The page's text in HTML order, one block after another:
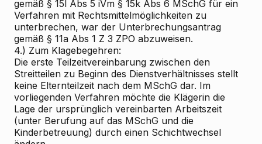
gemäß § 15l Abs 5 iVm § 15k Abs 6 MSchG für ein
Verfahren mit Rechtsmittelmöglichkeiten zu
unterbrechen, war der Unterbrechungsantrag
gemäß § 11a Abs 1 Z 3 ZPO abzuweisen.
4.) Zum Klagebegehren:
Die erste Teilzeitvereinbarung zwischen den
Streitteilen zu Beginn des Dienstverhältnisses stellt
keine Elternteilzeit nach dem MSchG dar. Im
vorliegenden Verfahren möchte die Klägerin die
Lage der ursprünglich vereinbarten Arbeitszeit
(unter Berufung auf das MSchG und die
Kinderbetreuung) durch einen Schichtwechsel